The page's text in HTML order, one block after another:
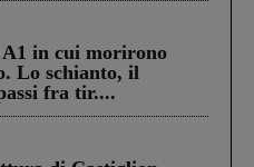
in cui morirono
Lo schianto, il
fra tir....